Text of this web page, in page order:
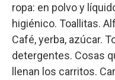
ropa: en polvo y
higiénico. Toallitas.
Café, yerba, azúcar.
detergentes. Cosas
llenan los carritos.